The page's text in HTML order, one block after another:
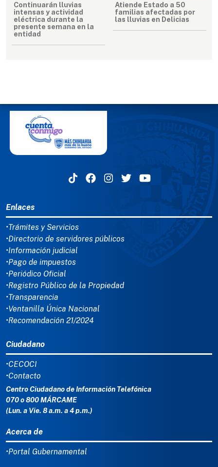
Continuarán lluvias
intensas y actividad
eléctrica durante la
presente semana en la
entidad
Atiende Estado a 50
familias afectadas por
las lluvias en Delicias
Enlaces
•Trámites y Servicios
•Directorio de servidores públicos
•Información judicial
•Pago de impuestos
•Periódico Oficial
•Registro Público de la Propiedad
•Transparencia
•Ventanilla Única Nacional
•Recomendación 21/2024
Ciudadano
•CECOCI
•Contacto
Centro Ciudadano de Información Telefónica
070 o 800 MÁRCAME
(Lun. a Vie. 8 a.m. a 4 p.m.)
Acerca de
•Portal Gubernamental